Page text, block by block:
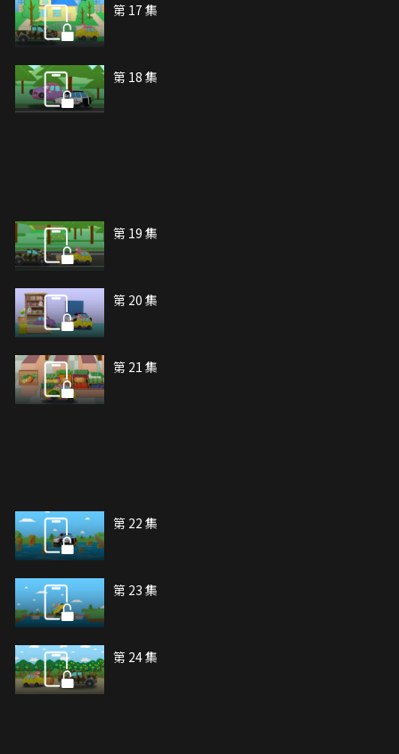
第 17 集
第 18 集
第 19 集
第 20 集
第 21 集
第 22 集
第 23 集
第 24 集